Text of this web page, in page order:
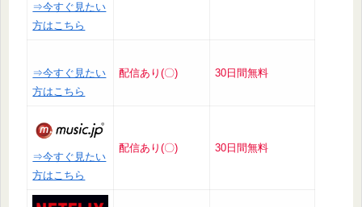
⇒今すぐ見たい
方はこちら
⇒今すぐ見たい
方はこちら
配信あり(〇) 30日間無料
⇒今すぐ見たい
方はこちら
配信あり(〇) 30日間無料